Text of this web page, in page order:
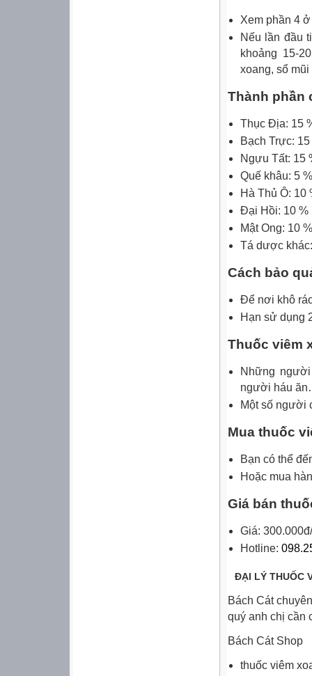
Xem phần 4
Nếu lần đầu
khoảng 15-
xoang, sổ
Thành phần
Thục Địa: 15
Bạch Trực: 15
Ngựu Tất: 15
Quế khâu: 5 %
Hà Thủ Ô: 10
Đại Hồi: 10 %
Mật Ong: 10 %
Tá dược
Cách bảo
Để nơi khô
Hạn sử dụng
Thuốc viêm
Những
người háu
Một số người
Mua thuốc
Bạn có thể
Hoặc mua
Giá bán
Giá:
Hotline:
ĐẠI LÝ THUỐC
Bách Cát
quý anh chị cần
Bách Cát Shop
thuốc viêm